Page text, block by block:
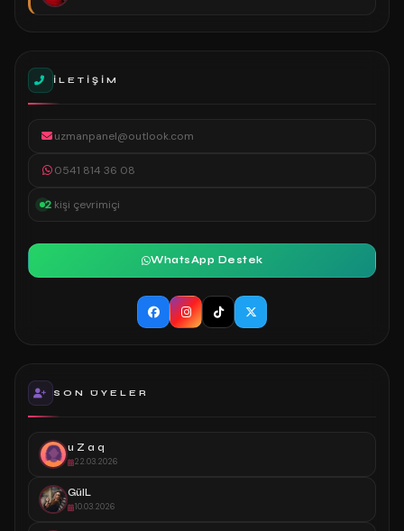
İLETIŞIM
uzmanpanel@outlook.com
0541 814 36 08
2 kişi çevrimiçi
WhatsApp Destek
SON ÜYELER
u Z a q
22.03.2026
GülL
10.03.2026